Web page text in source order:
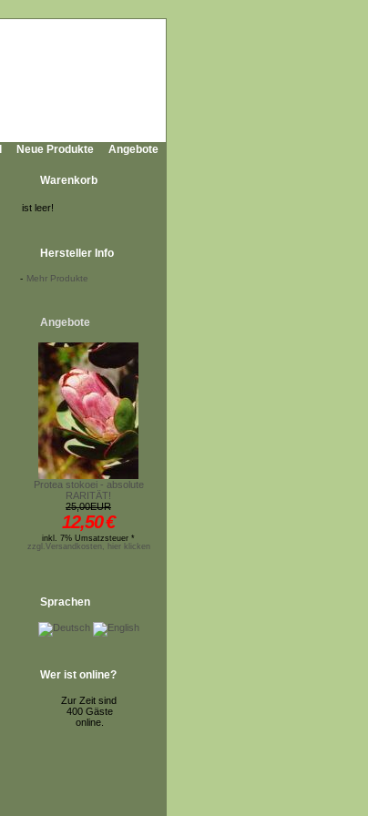
Neue Produkte Angebote
Warenkorb
ist leer!
Hersteller Info
- Mehr Produkte
Angebote
Protea stokoei - absolute
RARITÄT!
25,00EUR
12,50€
inkl. 7% Umsatzsteuer *
zzgl.Versandkosten, hier klicken
Sprachen
Wer ist online?
Zur Zeit sind
400 Gäste
online.